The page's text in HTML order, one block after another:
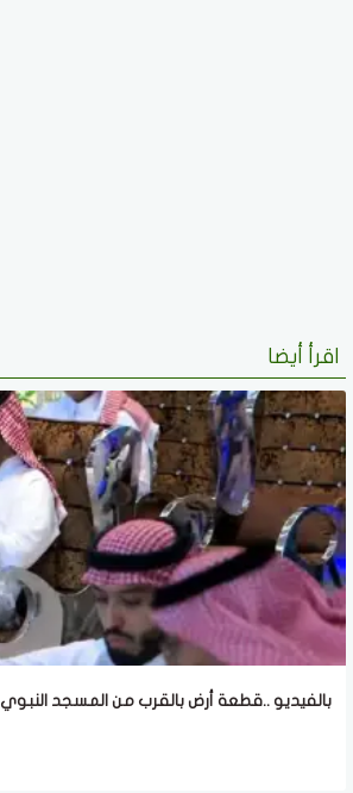
اقرأ أيضا
بالفيديو ..قطعة أرض بالقرب من المسجد النبوي تباع بـ 462